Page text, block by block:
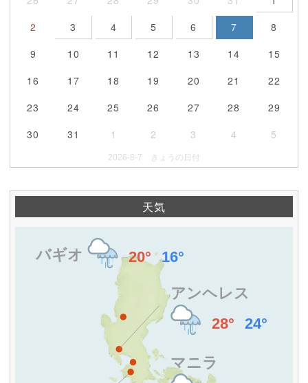
2
3 4 5 6 7
8
9
10 11 12 13 14
15
16
17 18 19 20 21
22
23
24 25 26 27 28
29
30
31 1 2 3 4 5
2026-8-7 きょうの日付
天気